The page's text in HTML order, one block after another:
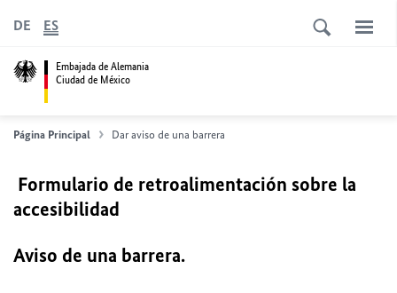
Embajada de Alemania
Ciudad de México
DE ES
Página Principal Dar aviso de una barrera
Formulario de retroalimentación sobre la
accesibilidad
Aviso de una barrera.